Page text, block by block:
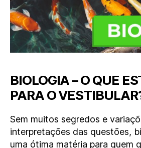
BIOLOGIA – O QUE
PARA O
Sem muitos segredos e
interpretações das questões,
uma ótima matéria para quem